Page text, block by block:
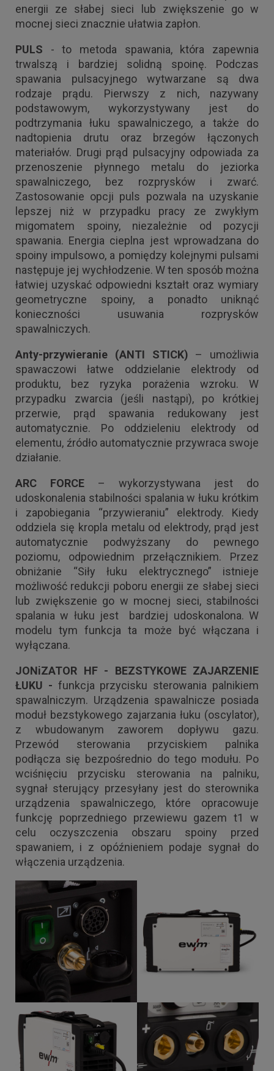
energii ze słabej sieci lub zwiększenie go w
mocnej sieci znacznie ułatwia zapłon.
PULS - to metoda spawania, która zapewnia
trwalszą i bardziej solidną spoinę. Podczas
spawania pulsacyjnego wytwarzane są dwa
rodzaje prądu. Pierwszy z nich, nazywany
podstawowym, wykorzystywany jest do
podtrzymania łuku spawalniczego, a także do
nadtopienia drutu oraz brzegów łączonych
materiałów. Drugi prąd pulsacyjny odpowiada za
przenoszenie płynnego metalu do jeziorka
spawalniczego, bez rozprysków i zwarć.
Zastosowanie opcji puls pozwala na uzyskanie
lepszej niż w przypadku pracy ze zwykłym
migomatem spoiny, niezależnie od pozycji
spawania. Energia cieplna jest wprowadzana do
spoiny impulsowo, a pomiędzy kolejnymi pulsami
następuje jej wychłodzenie. W ten sposób można
łatwiej uzyskać odpowiedni kształt oraz wymiary
geometryczne spoiny, a ponadto uniknąć
konieczności usuwania rozprysków
spawalniczych.
Anty-przywieranie (ANTI STICK) – umożliwia
spawaczowi łatwe oddzielanie elektrody od
produktu, bez ryzyka porażenia wzroku. W
przypadku zwarcia (jeśli nastąpi), po krótkiej
przerwie, prąd spawania redukowany jest
automatycznie. Po oddzieleniu elektrody od
elementu, źródło automatycznie przywraca swoje
działanie.
ARC FORCE – wykorzystywana jest do
udoskonalenia stabilności spalania w łuku krótkim
i zapobiegania “przywieraniu” elektrody. Kiedy
oddziela się kropla metalu od elektrody, prąd jest
automatycznie podwyższany do pewnego
poziomu, odpowiednim przełącznikiem. Przez
obniżanie “Siły łuku elektrycznego” istnieje
możliwość redukcji poboru energii ze słabej sieci
lub zwiększenie go w mocnej sieci, stabilności
spalania w łuku jest bardziej udoskonalona. W
modelu tym funkcja ta może być włączana i
wyłączana.
JONiZATOR HF - BEZSTYKOWE ZAJARZENIE
ŁUKU - funkcja przycisku sterowania palnikiem
spawalniczym. Urządzenia spawalnicze posiada
moduł bezstykowego zajarzania łuku (oscylator),
z wbudowanym zaworem dopływu gazu.
Przewód sterowania przyciskiem palnika
podłącza się bezpośrednio do tego modułu. Po
wciśnięciu przycisku sterowania na palniku,
sygnał sterujący przesyłany jest do sterownika
urządzenia spawalniczego, które opracowuje
funkcję poprzedniego przewiewu gazem t1 w
celu oczyszczenia obszaru spoiny przed
spawaniem, i z opóźnieniem podaje sygnał do
włączenia urządzenia.